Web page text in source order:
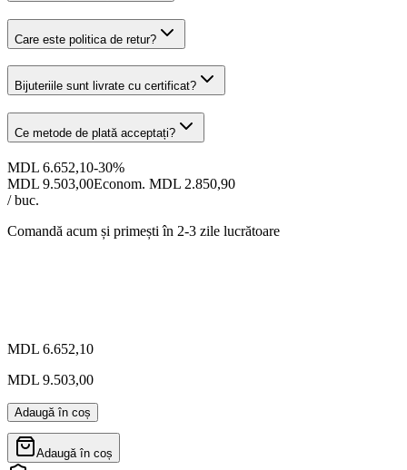
Care este politica de retur?
Bijuteriile sunt livrate cu certificat?
Ce metode de plată acceptați?
MDL 6.652,10-30%
MDL 9.503,00Econom. MDL 2.850,90
/ buc.
Comandă acum și primești în 2-3 zile lucrătoare
MDL 6.652,10
MDL 9.503,00
Adaugă în coș
Adaugă în coș